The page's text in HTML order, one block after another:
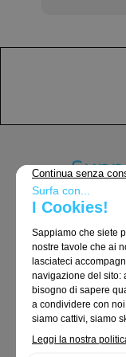
Termini e
Avvisi
Politica
Politica
Ordini e